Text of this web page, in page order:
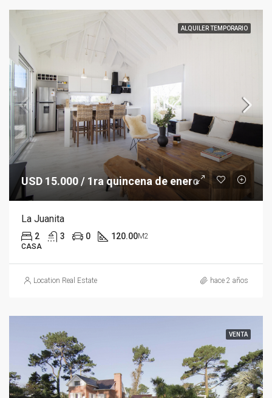
ALQUILER TEMPORARIO
USD 15.000 / 1ra quincena de enero
La Juanita
2 3 0 120.00M2
CASA
Location Real Estate hace 2 años
VENTA